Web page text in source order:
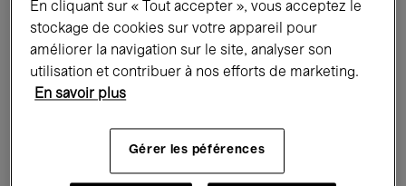
Pour tous
3 résultats trouvés
En cliquant sur « Tout accepter », vous acceptez le
stockage de cookies sur votre appareil pour
améliorer la navigation sur le site, analyser son
utilisation et contribuer à nos efforts de marketing.
En savoir plus
Gérer les péférences